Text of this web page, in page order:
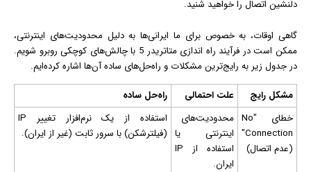
دلنشین اتصال را خواهید شنید.
گاهی اوقات، به خصوص برای ما ایرانی‌ها به دلیل محدودیت‌های اینترنتی،
ممکن است در فرآیند راه‌ اندازی متاتریدر 5 با چالش‌های کوچکی روبرو شویم.
در جدول زیر به رایج‌ترین مشکلات و راه‌حل‌های ساده آن‌ها اشاره کرده‌ایم.
مشکل رایج
علت احتمالی
راه‌حل ساده
خطای "No
Connection"
(عدم اتصال)
محدودیت‌های
اینترنتی یا
استفاده از IP
ایران.
استفاده از یک نرم‌افزار تغییر IP
(فیلترشکن) با سرور ثابت (غیر از ایران).